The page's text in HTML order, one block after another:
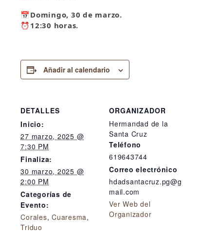
📅Domingo, 30 de marzo.
⏰12:30 horas.
Añadir al calendario
DETALLES
Inicio:
27 marzo, 2025 @
7:30 PM
Finaliza:
30 marzo, 2025 @
2:00 PM
Categorías de
Evento:
Corales,Cuaresma,
Triduo
ORGANIZADOR
Hermandad de la
Santa Cruz
Teléfono
619643744
Correo electrónico
hdadsantacruz.pg@g
mail.com
Ver Web del
Organizador